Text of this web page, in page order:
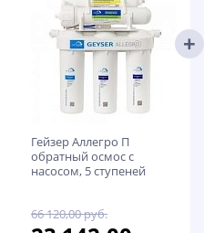
Гейзер Аллегро П
обратный осмос с
насосом, 5 ступеней
66 120,00 руб.